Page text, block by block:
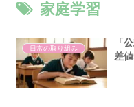
家庭学習
日常の取り組み
「
差